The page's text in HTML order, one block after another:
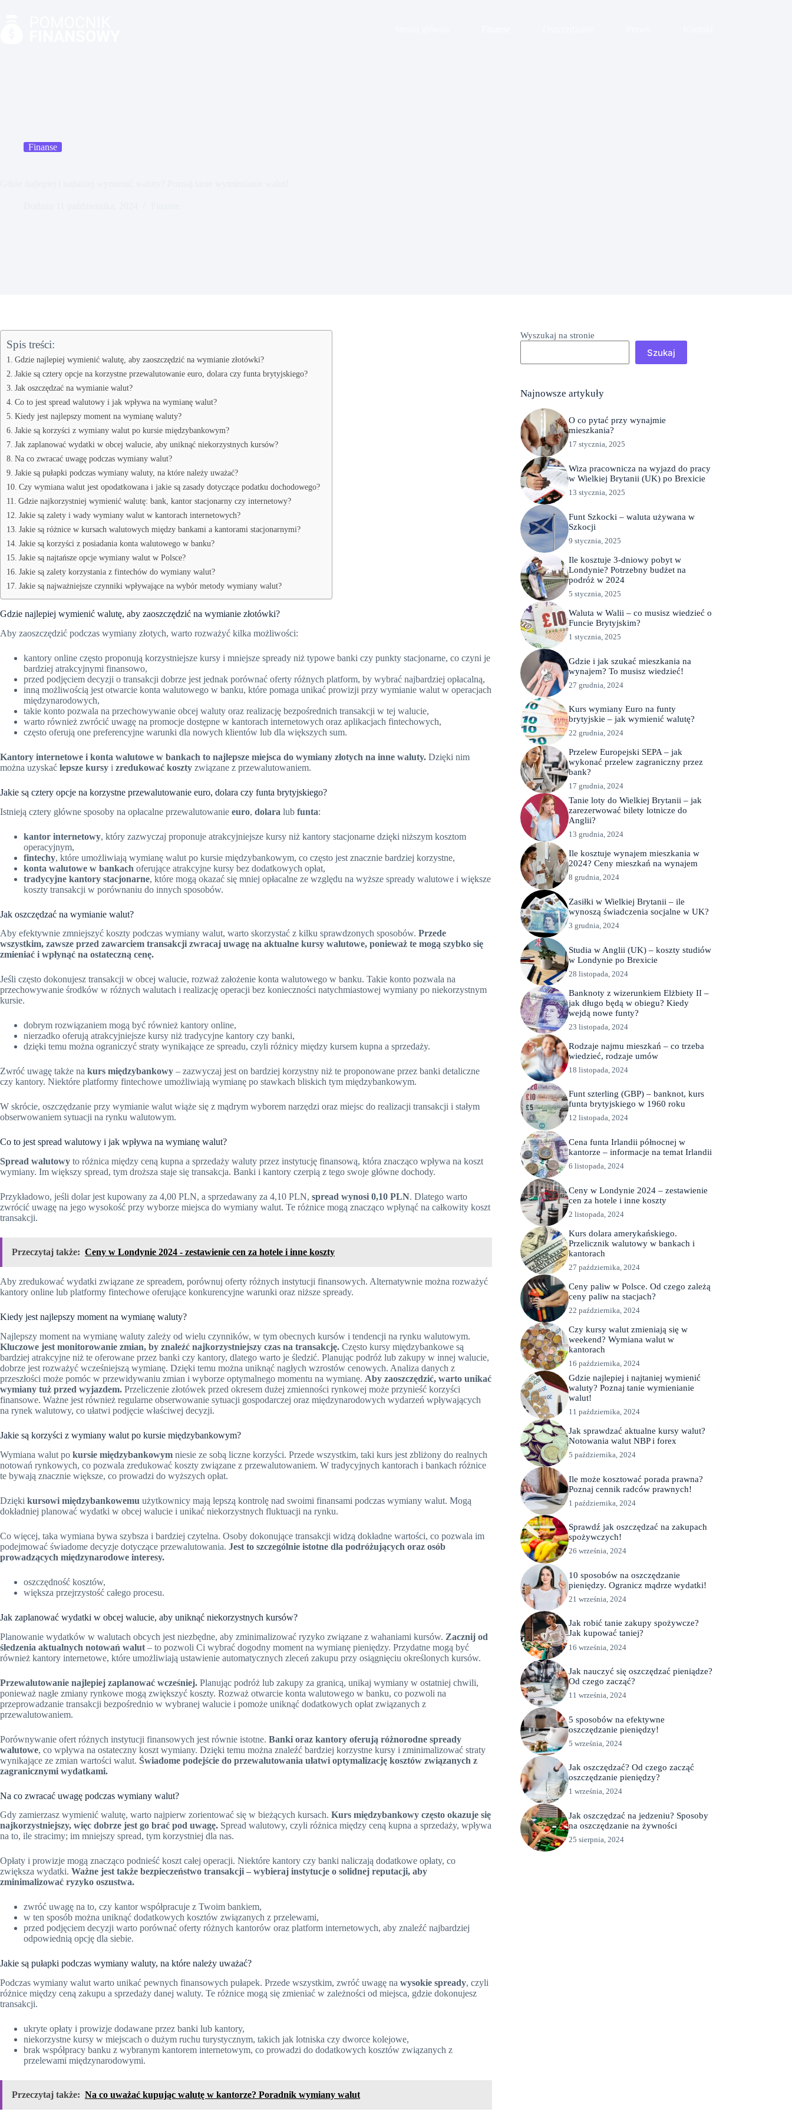
Finanse
Spis treści:
Gdzie najlepiej wymienić walutę, aby zaoszczędzić na wymianie złotówki?
Jakie są cztery opcje na korzystne przewalutowanie euro, dolara czy funta brytyjskiego?
Jak oszczędzać na wymianie walut?
Co to jest spread walutowy i jak wpływa na wymianę walut?
Kiedy jest najlepszy moment na wymianę waluty?
Jakie są korzyści z wymiany walut po kursie międzybankowym?
Jak zaplanować wydatki w obcej walucie, aby uniknąć niekorzystnych kursów?
Na co zwracać uwagę podczas wymiany walut?
Jakie są pułapki podczas wymiany waluty, na które należy uważać?
Czy wymiana walut jest opodatkowana i jakie są zasady dotyczące podatku dochodowego?
Gdzie najkorzystniej wymienić walutę: bank, kantor stacjonarny czy internetowy?
Jakie są zalety i wady wymiany walut w kantorach internetowych?
Jakie są różnice w kursach walutowych między bankami a kantorami stacjonarnymi?
Jakie są korzyści z posiadania konta walutowego w banku?
Jakie są najtańsze opcje wymiany walut w Polsce?
Jakie są zalety korzystania z fintechów do wymiany walut?
Jakie są najważniejsze czynniki wpływające na wybór metody wymiany walut?
Gdzie najlepiej wymienić walutę, aby zaoszczędzić na wymianie złotówki?
Aby zaoszczędzić podczas wymiany złotych, warto rozważyć kilka możliwości:
kantory online często proponują korzystniejsze kursy i mniejsze spready niż typowe banki czy punkty stacjonarne, co czyni je
bardziej atrakcyjnymi finansowo,
przed podjęciem decyzji o transakcji dobrze jest jednak porównać oferty różnych platform, by wybrać najbardziej opłacalną,
inną możliwością jest otwarcie konta walutowego w banku, które pomaga unikać prowizji przy wymianie walut w operacjach
międzynarodowych,
takie konto pozwala na przechowywanie obcej waluty oraz realizację bezpośrednich transakcji w tej walucie,
warto również zwrócić uwagę na promocje dostępne w kantorach internetowych oraz aplikacjach fintechowych,
często oferują one preferencyjne warunki dla nowych klientów lub dla większych sum.
Kantory internetowe i konta walutowe w bankach to najlepsze miejsca do wymiany złotych na inne waluty. Dzięki nim
można uzyskać lepsze kursy i zredukować koszty związane z przewalutowaniem.
Jakie są cztery opcje na korzystne przewalutowanie euro, dolara czy funta brytyjskiego?
Istnieją cztery główne sposoby na opłacalne przewalutowanie euro, dolara lub funta:
kantor internetowy, który zazwyczaj proponuje atrakcyjniejsze kursy niż kantory stacjonarne dzięki niższym kosztom
operacyjnym,
fintechy, które umożliwiają wymianę walut po kursie międzybankowym, co często jest znacznie bardziej korzystne,
konta walutowe w bankach oferujące atrakcyjne kursy bez dodatkowych opłat,
tradycyjne kantory stacjonarne, które mogą okazać się mniej opłacalne ze względu na wyższe spready walutowe i większe
koszty transakcji w porównaniu do innych sposobów.
Jak oszczędzać na wymianie walut?
Aby efektywnie zmniejszyć koszty podczas wymiany walut, warto skorzystać z kilku sprawdzonych sposobów. Przede
wszystkim, zawsze przed zawarciem transakcji zwracaj uwagę na aktualne kursy walutowe, ponieważ te mogą szybko się
zmieniać i wpłynąć na ostateczną cenę.
Jeśli często dokonujesz transakcji w obcej walucie, rozważ założenie konta walutowego w banku. Takie konto pozwala na
przechowywanie środków w różnych walutach i realizację operacji bez konieczności natychmiastowej wymiany po niekorzystnym
kursie.
dobrym rozwiązaniem mogą być również kantory online,
nierzadko oferują atrakcyjniejsze kursy niż tradycyjne kantory czy banki,
dzięki temu można ograniczyć straty wynikające ze spreadu, czyli różnicy między kursem kupna a sprzedaży.
Zwróć uwagę także na kurs międzybankowy – zazwyczaj jest on bardziej korzystny niż te proponowane przez banki detaliczne
czy kantory. Niektóre platformy fintechowe umożliwiają wymianę po stawkach bliskich tym międzybankowym.
W skrócie, oszczędzanie przy wymianie walut wiąże się z mądrym wyborem narzędzi oraz miejsc do realizacji transakcji i stałym
obserwowaniem sytuacji na rynku walutowym.
Co to jest spread walutowy i jak wpływa na wymianę walut?
Spread walutowy to różnica między ceną kupna a sprzedaży waluty przez instytucję finansową, która znacząco wpływa na koszt
wymiany. Im większy spread, tym droższa staje się transakcja. Banki i kantory czerpią z tego swoje główne dochody.
Przykładowo, jeśli dolar jest kupowany za 4,00 PLN, a sprzedawany za 4,10 PLN, spread wynosi 0,10 PLN. Dlatego warto
zwrócić uwagę na jego wysokość przy wyborze miejsca do wymiany walut. Te różnice mogą znacząco wpłynąć na całkowity koszt
transakcji.
Przeczytaj także: Ceny w Londynie 2024 - zestawienie cen za hotele i inne koszty
Aby zredukować wydatki związane ze spreadem, porównuj oferty różnych instytucji finansowych. Alternatywnie można rozważyć
kantory online lub platformy fintechowe oferujące konkurencyjne warunki oraz niższe spready.
Kiedy jest najlepszy moment na wymianę waluty?
Najlepszy moment na wymianę waluty zależy od wielu czynników, w tym obecnych kursów i tendencji na rynku walutowym.
Kluczowe jest monitorowanie zmian, by znaleźć najkorzystniejszy czas na transakcję. Często kursy międzybankowe są
bardziej atrakcyjne niż te oferowane przez banki czy kantory, dlatego warto je śledzić. Planując podróż lub zakupy w innej walucie,
dobrze jest rozważyć wcześniejszą wymianę. Dzięki temu można uniknąć nagłych wzrostów cenowych. Analiza danych z
przeszłości może pomóc w przewidywaniu zmian i wyborze optymalnego momentu na wymianę. Aby zaoszczędzić, warto unikać
wymiany tuż przed wyjazdem. Przeliczenie złotówek przed okresem dużej zmienności rynkowej może przynieść korzyści
finansowe. Ważne jest również regularne obserwowanie sytuacji gospodarczej oraz międzynarodowych wydarzeń wpływających
na rynek walutowy, co ułatwi podjęcie właściwej decyzji.
Jakie są korzyści z wymiany walut po kursie międzybankowym?
Wymiana walut po kursie międzybankowym niesie ze sobą liczne korzyści. Przede wszystkim, taki kurs jest zbliżony do realnych
notowań rynkowych, co pozwala zredukować koszty związane z przewalutowaniem. W tradycyjnych kantorach i bankach różnice
te bywają znacznie większe, co prowadzi do wyższych opłat.
Dzięki kursowi międzybankowemu użytkownicy mają lepszą kontrolę nad swoimi finansami podczas wymiany walut. Mogą
dokładniej planować wydatki w obcej walucie i unikać niekorzystnych fluktuacji na rynku.
Co więcej, taka wymiana bywa szybsza i bardziej czytelna. Osoby dokonujące transakcji widzą dokładne wartości, co pozwala im
podejmować świadome decyzje dotyczące przewalutowania. Jest to szczególnie istotne dla podróżujących oraz osób
prowadzących międzynarodowe interesy.
oszczędność kosztów,
większa przejrzystość całego procesu.
Jak zaplanować wydatki w obcej walucie, aby uniknąć niekorzystnych kursów?
Planowanie wydatków w walutach obcych jest niezbędne, aby zminimalizować ryzyko związane z wahaniami kursów. Zacznij od
śledzenia aktualnych notowań walut – to pozwoli Ci wybrać dogodny moment na wymianę pieniędzy. Przydatne mogą być
również kantory internetowe, które umożliwiają ustawienie automatycznych zleceń zakupu przy osiągnięciu określonych kursów.
Przewalutowanie najlepiej zaplanować wcześniej. Planując podróż lub zakupy za granicą, unikaj wymiany w ostatniej chwili,
ponieważ nagłe zmiany rynkowe mogą zwiększyć koszty. Rozważ otwarcie konta walutowego w banku, co pozwoli na
przeprowadzanie transakcji bezpośrednio w wybranej walucie i pomoże uniknąć dodatkowych opłat związanych z
przewalutowaniem.
Porównywanie ofert różnych instytucji finansowych jest równie istotne. Banki oraz kantory oferują różnorodne spready
walutowe, co wpływa na ostateczny koszt wymiany. Dzięki temu można znaleźć bardziej korzystne kursy i zminimalizować straty
wynikające ze zmian wartości walut. Świadome podejście do przewalutowania ułatwi optymalizację kosztów związanych z
zagranicznymi wydatkami.
Na co zwracać uwagę podczas wymiany walut?
Gdy zamierzasz wymienić walutę, warto najpierw zorientować się w bieżących kursach. Kurs międzybankowy często okazuje się
najkorzystniejszy, więc dobrze jest go brać pod uwagę. Spread walutowy, czyli różnica między ceną kupna a sprzedaży, wpływa
na to, ile stracimy; im mniejszy spread, tym korzystniej dla nas.
Opłaty i prowizje mogą znacząco podnieść koszt całej operacji. Niektóre kantory czy banki naliczają dodatkowe opłaty, co
zwiększa wydatki. Ważne jest także bezpieczeństwo transakcji – wybieraj instytucje o solidnej reputacji, aby
zminimalizować ryzyko oszustwa.
zwróć uwagę na to, czy kantor współpracuje z Twoim bankiem,
w ten sposób można uniknąć dodatkowych kosztów związanych z przelewami,
przed podjęciem decyzji warto porównać oferty różnych kantorów oraz platform internetowych, aby znaleźć najbardziej
odpowiednią opcję dla siebie.
Jakie są pułapki podczas wymiany waluty, na które należy uważać?
Podczas wymiany walut warto unikać pewnych finansowych pułapek. Przede wszystkim, zwróć uwagę na wysokie spready, czyli
różnice między ceną zakupu a sprzedaży danej waluty. Te różnice mogą się zmieniać w zależności od miejsca, gdzie dokonujesz
transakcji.
ukryte opłaty i prowizje dodawane przez banki lub kantory,
niekorzystne kursy w miejscach o dużym ruchu turystycznym, takich jak lotniska czy dworce kolejowe,
brak współpracy banku z wybranym kantorem internetowym, co prowadzi do dodatkowych kosztów związanych z
przelewami międzynarodowymi.
Przeczytaj także: Na co uważać kupując walutę w kantorze? Poradnik wymiany walut
Wyszukaj na stronie
Szukaj
Najnowsze artykuły
O co pytać przy wynajmie
mieszkania?
17 stycznia, 2025
Wiza pracownicza na wyjazd do pracy
w Wielkiej Brytanii (UK) po Brexicie
13 stycznia, 2025
Funt Szkocki – waluta używana w
Szkocji
9 stycznia, 2025
Ile kosztuje 3-dniowy pobyt w
Londynie? Potrzebny budżet na
podróż w 2024
5 stycznia, 2025
Waluta w Walii – co musisz wiedzieć o
Funcie Brytyjskim?
1 stycznia, 2025
Gdzie i jak szukać mieszkania na
wynajem? To musisz wiedzieć!
27 grudnia, 2024
Kurs wymiany Euro na funty
brytyjskie – jak wymienić walutę?
22 grudnia, 2024
Przelew Europejski SEPA – jak
wykonać przelew zagraniczny przez
bank?
17 grudnia, 2024
Tanie loty do Wielkiej Brytanii – jak
zarezerwować bilety lotnicze do
Anglii?
13 grudnia, 2024
Ile kosztuje wynajem mieszkania w
2024? Ceny mieszkań na wynajem
8 grudnia, 2024
Zasiłki w Wielkiej Brytanii – ile
wynoszą świadczenia socjalne w UK?
3 grudnia, 2024
Studia w Anglii (UK) – koszty studiów
w Londynie po Brexicie
28 listopada, 2024
Banknoty z wizerunkiem Elżbiety II –
jak długo będą w obiegu? Kiedy
wejdą nowe funty?
23 listopada, 2024
Rodzaje najmu mieszkań – co trzeba
wiedzieć, rodzaje umów
18 listopada, 2024
Funt szterling (GBP) – banknot, kurs
funta brytyjskiego w 1960 roku
12 listopada, 2024
Cena funta Irlandii północnej w
kantorze – informacje na temat Irlandii
6 listopada, 2024
Ceny w Londynie 2024 – zestawienie
cen za hotele i inne koszty
2 listopada, 2024
Kurs dolara amerykańskiego.
Przelicznik walutowy w bankach i
kantorach
27 października, 2024
Ceny paliw w Polsce. Od czego zależą
ceny paliw na stacjach?
22 października, 2024
Czy kursy walut zmieniają się w
weekend? Wymiana walut w
kantorach
16 października, 2024
Gdzie najlepiej i najtaniej wymienić
waluty? Poznaj tanie wymienianie
walut!
11 października, 2024
Jak sprawdzać aktualne kursy walut?
Notowania walut NBP i forex
5 października, 2024
Ile może kosztować porada prawna?
Poznaj cennik radców prawnych!
1 października, 2024
Sprawdź jak oszczędzać na zakupach
spożywczych!
26 września, 2024
10 sposobów na oszczędzanie
pieniędzy. Ogranicz mądrze wydatki!
21 września, 2024
Jak robić tanie zakupy spożywcze?
Jak kupować taniej?
16 września, 2024
Jak nauczyć się oszczędzać pieniądze?
Od czego zacząć?
11 września, 2024
5 sposobów na efektywne
oszczędzanie pieniędzy!
5 września, 2024
Jak oszczędzać? Od czego zacząć
oszczędzanie pieniędzy?
1 września, 2024
Jak oszczędzać na jedzeniu? Sposoby
na oszczędzanie na żywności
25 sierpnia, 2024